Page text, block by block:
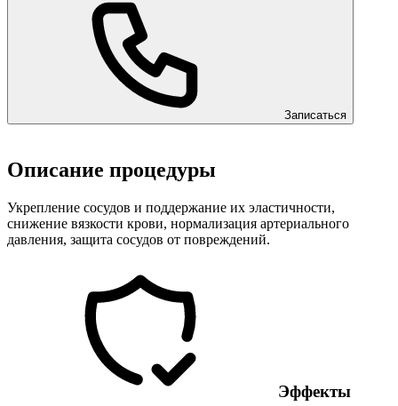
Записаться
Описание процедуры
Укрепление сосудов и поддержание их эластичности,
снижение вязкости крови, нормализация артериального
давления, защита сосудов от повреждений.
Эффекты